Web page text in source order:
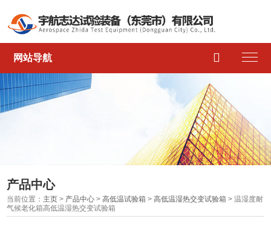
网站导航 
产品中心
当前位置： 主页 > 产品中心 >高低温试验箱 >高低温湿热交变试验箱 > 温湿度耐
气候老化箱高低温湿热交变试验箱